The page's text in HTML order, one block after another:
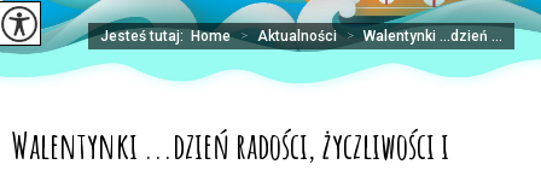
Jesteś tutaj: Home > Aktualności > Walentynki ...dzień ...
Walentynki ...dzień radości, życzliwości i